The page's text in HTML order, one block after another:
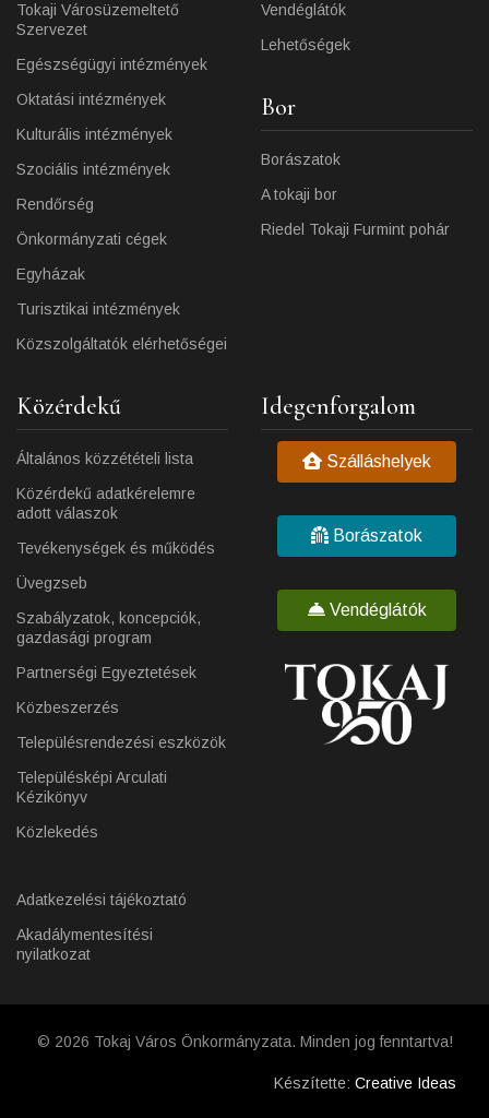
Tokaji Városüzemeltető
Szervezet
Egészségügyi intézmények
Oktatási intézmények
Kulturális intézmények
Szociális intézmények
Rendőrség
Önkormányzati cégek
Egyházak
Turisztikai intézmények
Közszolgáltatók elérhetőségei
Vendéglátók
Lehetőségek
Bor
Borászatok
A tokaji bor
Riedel Tokaji Furmint pohár
Közérdekű
Általános közzétételi lista
Közérdekű adatkérelemre
adott válaszok
Tevékenységek és működés
Üvegzseb
Szabályzatok, koncepciók,
gazdasági program
Partnerségi Egyeztetések
Közbeszerzés
Településrendezési eszközök
Településképi Arculati
Kézikönyv
Közlekedés
Adatkezelési tájékoztató
Akadálymentesítési
nyilatkozat
Idegenforgalom
Szálláshelyek
Borászatok
Vendéglátók
© 2026 Tokaj Város Önkormányzata. Minden jog fenntartva!
Készítette: Creative Ideas